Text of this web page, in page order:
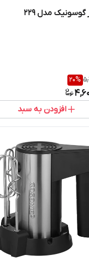
مدل 229
20%
افزودن به سبد